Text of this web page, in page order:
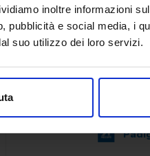
inoltre informazioni
pubblicità e social media, i
suo utilizzo dei loro servizi.
Da oltre
di